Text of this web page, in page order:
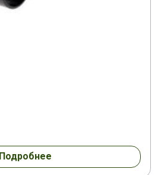
Подробнее